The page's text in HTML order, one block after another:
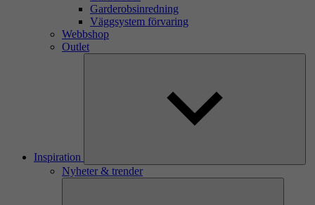
Garderobsinredning
Väggsystem förvaring
Webbshop
Outlet
Inspiration
Nyheter & trender